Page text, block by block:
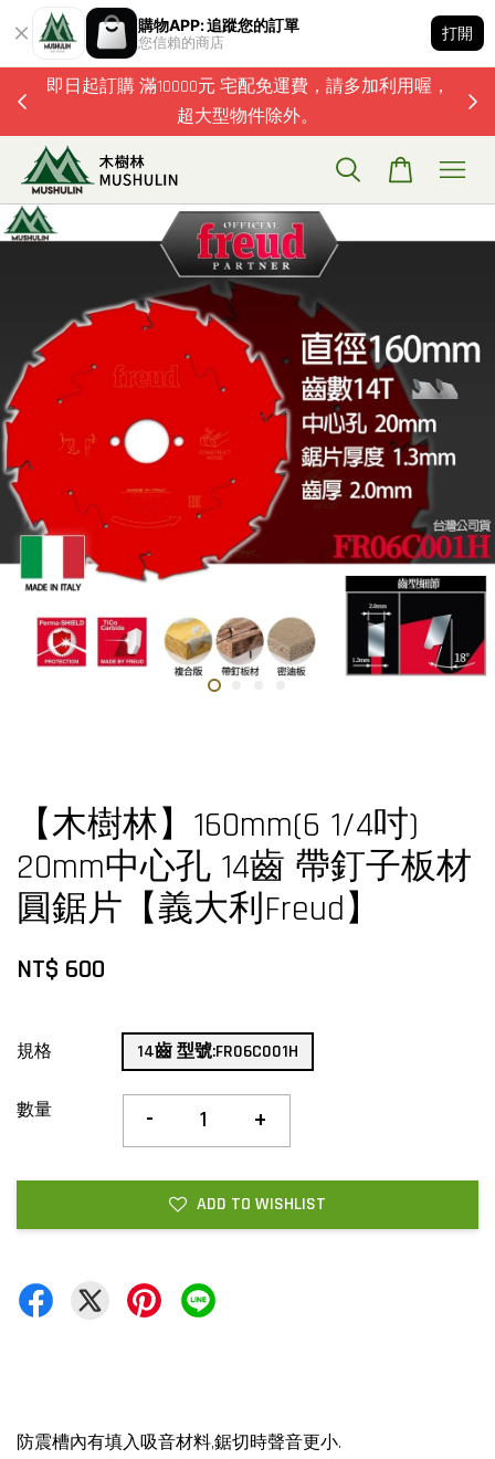
購物APP: 追蹤您的訂單
您信賴的商店
打開
即日起訂購 滿10000元 宅配免運費，請多加利用喔，
超大型物件除外。
【木樹林】160mm(6 1/4吋)
20mm中心孔 14齒 帶釘子板材
圓鋸片【義大利Freud】
NT$ 600
規格 14齒 型號:FR06C001H
數量 - +
ADD TO WISHLIST
防震槽內有填入吸音材料,鋸切時聲音更小.